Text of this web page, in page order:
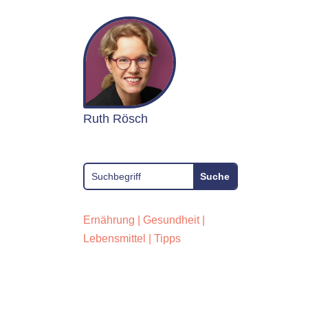
Ruth Rösch
Ernährung |Gesundheit|
Lebensmittel
|Tipps